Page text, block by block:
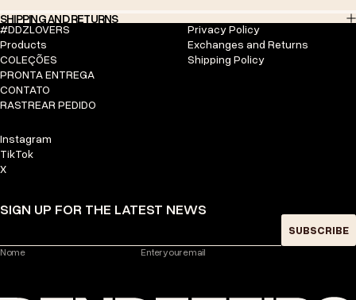
SHIPPING AND RETURNS
#DDZLOVERS
Products
COLEÇÕES
PRONTA ENTREGA
CONTATO
RASTREAR PEDIDO
Privacy Policy
Exchanges and Returns
Shipping Policy
Instagram
TikTok
X
SIGN UP FOR THE LATEST NEWS
Nome Enter your email
SUBSCRIBE